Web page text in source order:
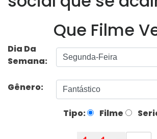
Que Filme
Dia Da
Semana:
Gênero:
Tipo: Filme